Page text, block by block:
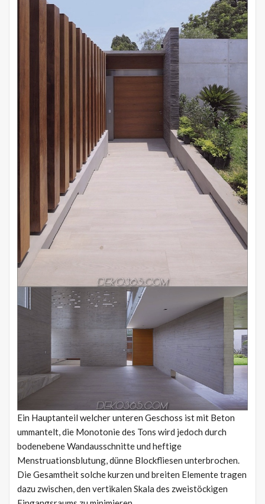
Ein Hauptanteil welcher unteren Geschoss ist mit Beton
ummantelt, die Monotonie des Tons wird jedoch durch
bodenebene Wandausschnitte und heftige
Menstruationsblutung, dünne Blockfliesen unterbrochen.
Die Gesamtheit solche kurzen und breiten Elemente tragen
dazu zwischen, den vertikalen Skala des zweistöckigen